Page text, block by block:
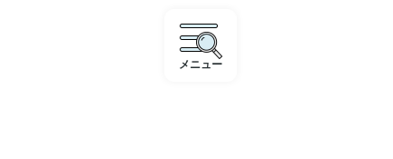
メニュー